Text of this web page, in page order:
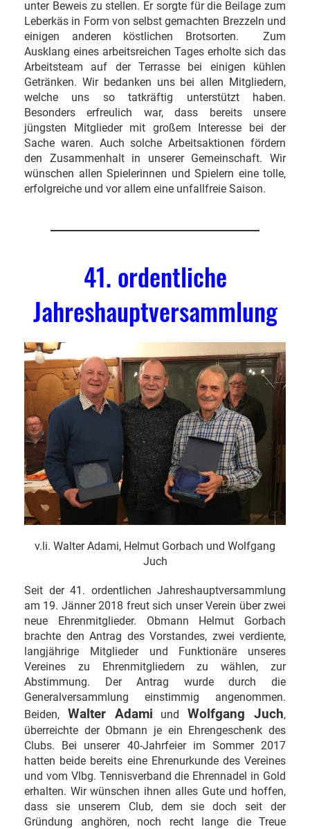
unter Beweis zu stellen. Er sorgte für die Beilage zum
Leberkäs in Form von selbst gemachten Brezzeln und
einigen anderen köstlichen Brotsorten. Zum
Ausklang eines arbeitsreichen Tages erholte sich das
Arbeitsteam auf der Terrasse bei einigen kühlen
Getränken. Wir bedanken uns bei allen Mitgliedern,
welche uns so tatkräftig unterstützt haben.
Besonders erfreulich war, dass bereits unsere
jüngsten Mitglieder mit großem Interesse bei der
Sache waren. Auch solche Arbeitsaktionen fördern
den Zusammenhalt in unserer Gemeinschaft. Wir
wünschen allen Spielerinnen und Spielern eine tolle,
erfolgreiche und vor allem eine unfallfreie Saison.
41. ordentliche
Jahreshauptversammlung
v.li. Walter Adami, Helmut Gorbach und Wolfgang
Juch
Seit der 41. ordentlichen Jahreshauptversammlung
am 19. Jänner 2018 freut sich unser Verein über zwei
neue Ehrenmitglieder. Obmann Helmut Gorbach
brachte den Antrag des Vorstandes, zwei verdiente,
langjährige Mitglieder und Funktionäre unseres
Vereines zu Ehrenmitgliedern zu wählen, zur
Abstimmung. Der Antrag wurde durch die
Generalversammlung einstimmig angenommen.
Beiden, Walter Adami undWolfgang Juch,
überreichte der Obmann je ein Ehrengeschenk des
Clubs. Bei unserer 40-Jahrfeier im Sommer 2017
hatten beide bereits eine Ehrenurkunde des Vereines
und vom Vlbg. Tennisverband die Ehrennadel in Gold
erhalten. Wir wünschen ihnen alles Gute und hoffen,
dass sie unserem Club, dem sie doch seit der
Gründung anghören, noch recht lange die Treue